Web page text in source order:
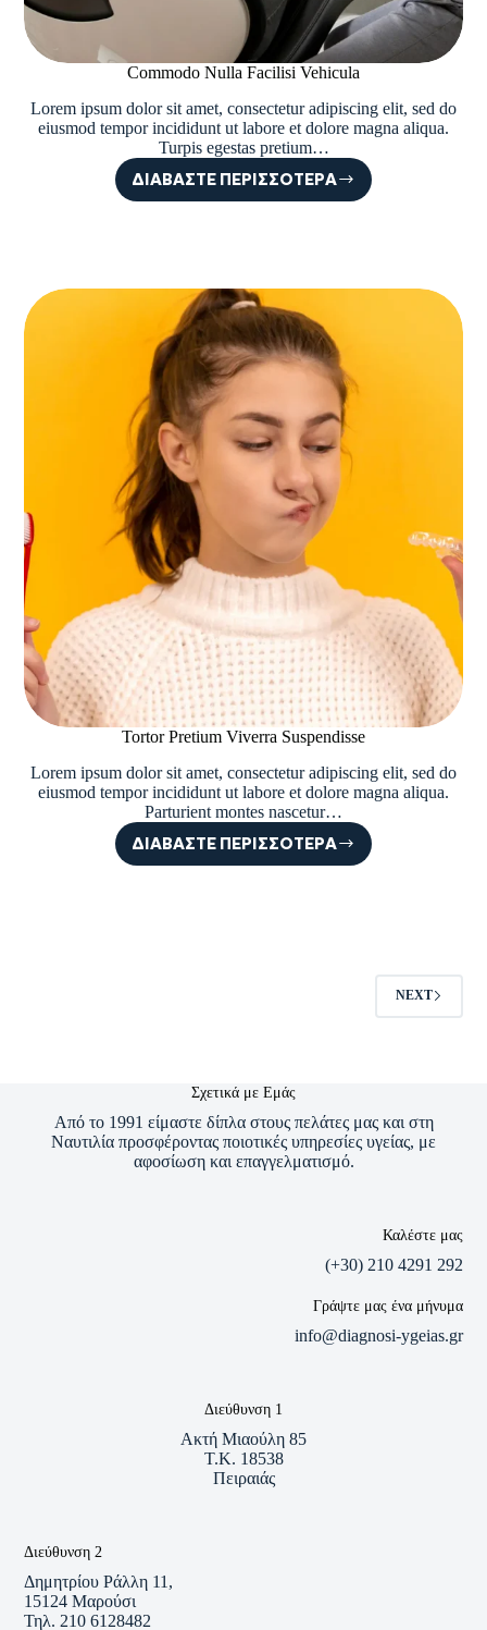
Commodo Nulla Facilisi Vehicula
Lorem ipsum dolor sit amet, consectetur adipiscing elit, sed do
eiusmod tempor incididunt ut labore et dolore magna aliqua.
Turpis egestas pretium…
ΔΙΑΒΆΣΤΕ ΠΕΡΙΣΣΌΤΕΡΑ
COMMODO
Tortor Pretium Viverra Suspendisse
Lorem ipsum dolor sit amet, consectetur adipiscing elit, sed do
eiusmod tempor incididunt ut labore et dolore magna aliqua.
Parturient montes nascetur…
ΔΙΑΒΆΣΤΕ ΠΕΡΙΣΣΌΤΕΡΑ
TORTOR
NEXT
Σχετικά με Εμάς
Από το 1991 είμαστε δίπλα στους πελάτες μας και στη
Ναυτιλία προσφέροντας ποιοτικές υπηρεσίες υγείας, με
αφοσίωση και επαγγελματισμό.
Καλέστε μας
(+30) 210 4291 292
Γράψτε μας ένα μήνυμα
info@diagnosi-ygeias.gr
Διεύθυνση 1
Ακτή Μιαούλη 85
Τ.Κ. 18538
Πειραιάς
Διεύθυνση 2
Δημητρίου Ράλλη 11,
15124 Μαρούσι
Τηλ. 210 6128482